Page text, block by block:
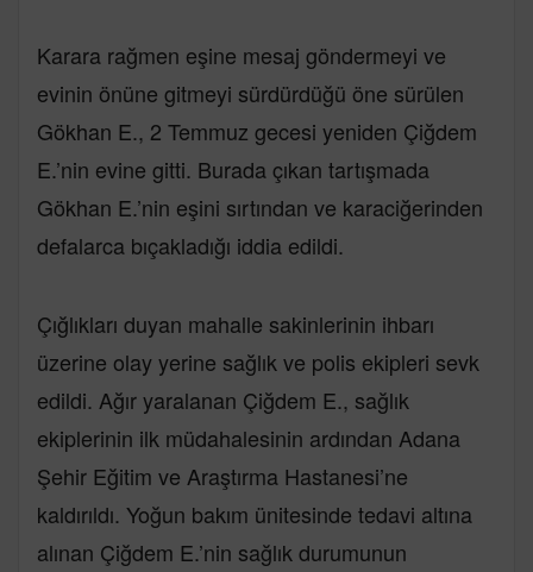
Karara rağmen eşine mesaj göndermeyi ve
evinin önüne gitmeyi sürdürdüğü öne sürülen
Gökhan E., 2 Temmuz gecesi yeniden Çiğdem
E.’nin evine gitti. Burada çıkan tartışmada
Gökhan E.’nin eşini sırtından ve karaciğerinden
defalarca bıçakladığı iddia edildi.
Çığlıkları duyan mahalle sakinlerinin ihbarı
üzerine olay yerine sağlık ve polis ekipleri sevk
edildi. Ağır yaralanan Çiğdem E., sağlık
ekiplerinin ilk müdahalesinin ardından Adana
Şehir Eğitim ve Araştırma Hastanesi’ne
kaldırıldı. Yoğun bakım ünitesinde tedavi altına
alınan Çiğdem E.’nin sağlık durumunun